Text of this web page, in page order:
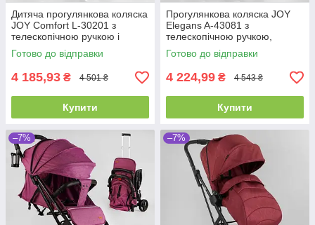
Дитяча прогулянкова коляска
JOY Comfort L-30201 з
телескопічною ручкою і
чохлом на ніжки
Готово до відправки
4 185,93 ₴ 4 501 ₴
Купити
Прогулянкова коляска JOY
Elegans A-43081 з
телескопічною ручкою,
чохлом на ніжки та
підсклянником
Готово до відправки
4 224,99 ₴ 4 543 ₴
Купити
–7% –7%